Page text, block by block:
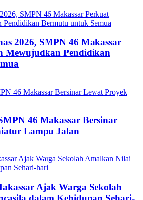
2026, SMPN 46 Makassar
Mewujudkan Pendidikan
46 Makassar Bersinar
Lampu Jalan
Ajak Warga Sekolah
dalam Kehidupan Sehari-